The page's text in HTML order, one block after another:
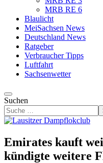
MRB RE 6
Blaulicht
MeiSachsen News
Deutschland News
Ratgeber
Verbraucher Tipps
Luftfahrt
Sachsenwetter
Suchen
Emirates kauft
kündigte weitere